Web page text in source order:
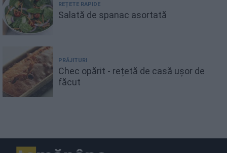
REȚETE RAPIDE
Salată de spanac asortată
PRĂJITURI
Chec opărit - rețetă de casă ușor de
făcut